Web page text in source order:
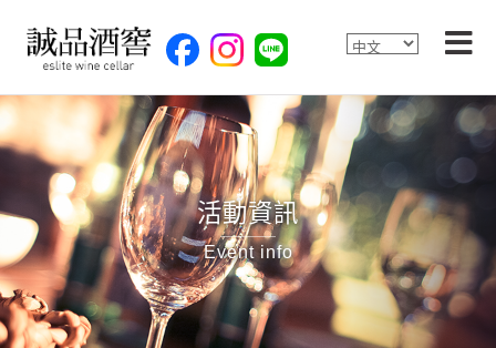
活動資訊
Event info